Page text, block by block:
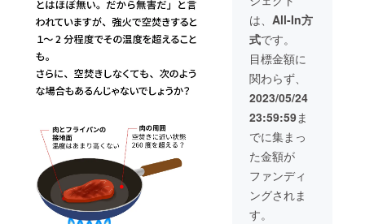
場合、
送料を
いただ
きま
す。 以
上、ご
了承く
ださい
ませ。
能性も
ござい
ます。
※割引率
は販売
予定価
格と送
料を合
合計金
額に対
するも
ので
す。 ※
お客様
の住所
ること
がござ
いま
す。 ※
商品の
仕様に
若干変
更が加
わる場
合があ
りま
す。 ※
天変地
異、生
産、配
送状況
料・消
費税込
み）
6,660円
から
15％円
OFFの
5,680円
(送料・
消費税
込み）
となり
ます。
※商品の
色合い
は、 All-In方
式です。
目標金額に
関わらず、
2023/05/24
23:59:59ま
でに集まっ
た金額が
ファンディ
ングされま
す。